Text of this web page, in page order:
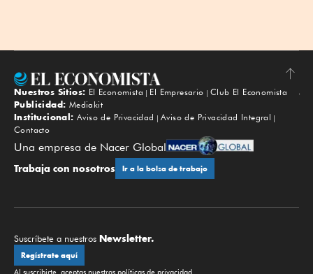
Subir
Nuestros Sitios: El Economista El Empresario
Club El Economista
Publicidad: Mediakit
Institucional: Aviso de Privacidad
Aviso de Privacidad Integral
Contacto
Una empresa de Nacer Global
Trabaja con nosotros Ir a la bolsa de trabajo
Suscríbete a nuestros Newsletter.
Regístrate aquí
Al suscribirte, aceptas nuestras políticas de privacidad